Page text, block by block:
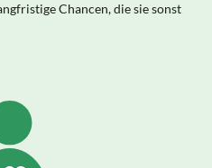
Chancen, die sie sonst